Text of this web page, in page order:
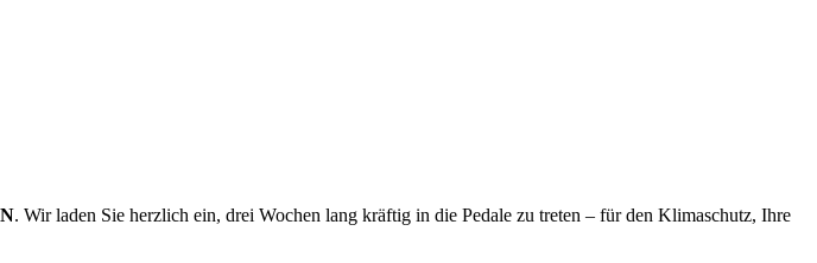
. Wir laden Sie herzlich ein, drei Wochen lang kräftig in die Pedale zu treten – für den Klimaschutz, Ihre